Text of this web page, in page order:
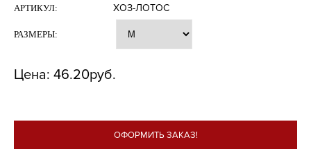
АРТИКУЛ: ХОЗ-ЛОТОС
РАЗМЕРЫ:
Цена: 46.20руб.
ОФОРМИТЬ ЗАКАЗ!